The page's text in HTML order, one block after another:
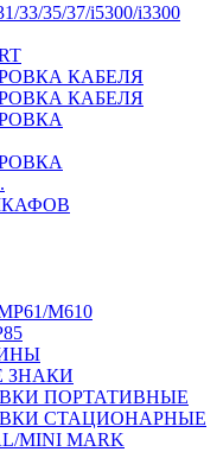
35/37/i5300/i3300
КАБЕЛЯ
КАБЕЛЯ
M610
ЗНАКИ
ПОРТАТИВНЫЕ
СТАЦИОНАРНЫЕ
MINI MARK